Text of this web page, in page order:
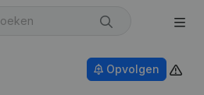
Opvolgen